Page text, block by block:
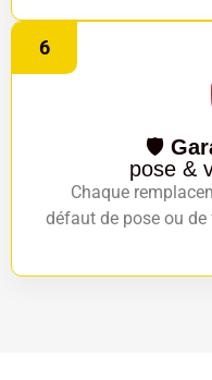
6
🛡️
pose &
Chaque
défaut de pose ou